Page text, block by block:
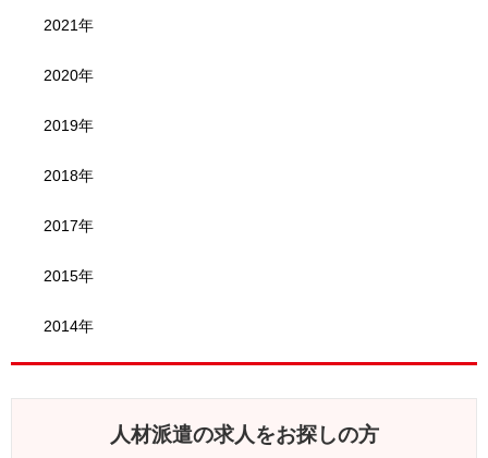
2021年
2020年
2019年
2018年
2017年
2015年
2014年
人材派遣の求人をお探しの方